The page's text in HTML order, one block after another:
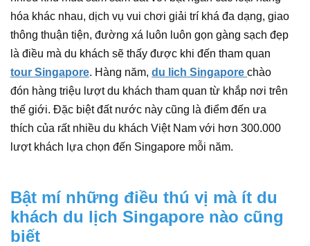
hóa khác nhau, dịch vụ vui chơi giải trí khá đa dạng, giao
thông thuận tiện, đường xá luôn luôn gọn gàng sạch đẹp
là điều mà du khách sẽ thấy được khi đến tham quan
tour Singapore. Hàng năm, du lich Singapore chào
đón hàng triệu lượt du khách tham quan từ khắp nơi trên
thế giới. Đặc biệt đất nước này cũng là điểm đến ưa
thích của rất nhiều du khách Việt Nam với hơn 300.000
lượt khách lựa chọn đến Singapore mỗi năm.
Bật mí những điều thú vị mà ít du
khách du lịch Singapore nào cũng
biết